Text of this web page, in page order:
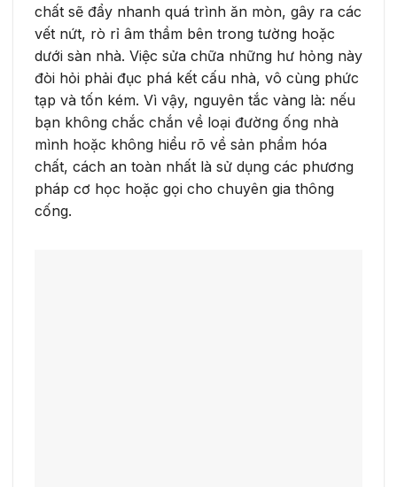
chất sẽ đẩy nhanh quá trình ăn mòn, gây ra các
vết nứt, rò rỉ âm thầm bên trong tường hoặc
dưới sàn nhà. Việc sửa chữa những hư hỏng này
đòi hỏi phải đục phá kết cấu nhà, vô cùng phức
tạp và tốn kém. Vì vậy, nguyên tắc vàng là: nếu
bạn không chắc chắn về loại đường ống nhà
mình hoặc không hiểu rõ về sản phẩm hóa
chất, cách an toàn nhất là sử dụng các phương
pháp cơ học hoặc gọi cho chuyên gia thông
cống.